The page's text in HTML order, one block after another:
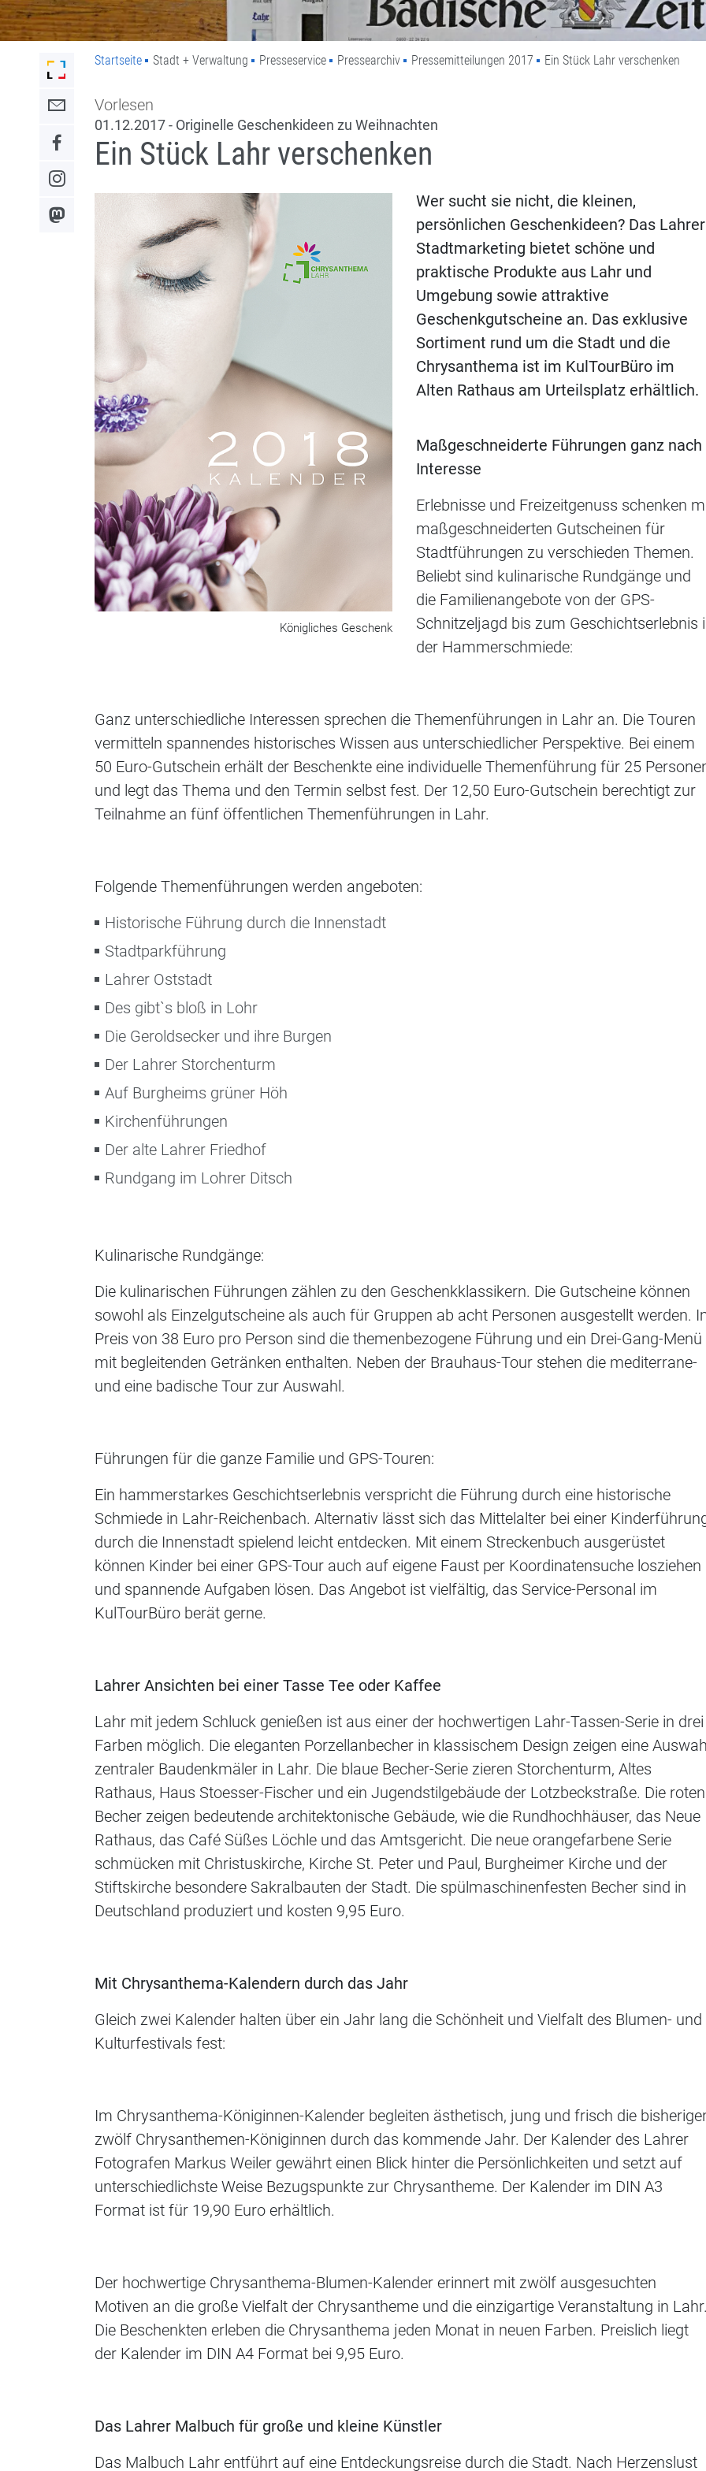
Link zur Startseite der Stadt Lahr
Link zum Kontaktformular
Link zum Facebook-Auftritt
Link zum Instagram-Auftritt
Link zum Mastodon-Kanal
Startseite Stadt + Verwaltung Presseservice Pressearchiv Pressemitteilungen 2017 Ein Stück Lahr verschenken
Vorlesen
01.12.2017 - Originelle Geschenkideen zu Weihnachten
Ein Stück Lahr verschenken
Königliches Geschenk
Wer sucht sie nicht, die kleinen,
persönlichen Geschenkideen? Das Lahrer
Stadtmarketing bietet schöne und
praktische Produkte aus Lahr und
Umgebung sowie attraktive
Geschenkgutscheine an. Das exklusive
Sortiment rund um die Stadt und die
Chrysanthema ist im KulTourBüro im
Alten Rathaus am Urteilsplatz erhältlich.
Maßgeschneiderte Führungen ganz nach
Interesse
Erlebnisse und Freizeitgenuss schenken
maßgeschneiderten Gutscheinen für
Stadtführungen zu verschieden Themen.
Beliebt sind kulinarische Rundgänge und
die Familienangebote von der GPS-
Schnitzeljagd bis zum Geschichtserlebnis
der Hammerschmiede:
Ganz unterschiedliche Interessen sprechen die Themenführungen in Lahr an. Die Touren
vermitteln spannendes historisches Wissen aus unterschiedlicher Perspektive. Bei einem
50 Euro-Gutschein erhält der Beschenkte eine individuelle Themenführung für 25
und legt das Thema und den Termin selbst fest. Der 12,50 Euro-Gutschein berechtigt zur
Teilnahme an fünf öffentlichen Themenführungen in Lahr.
Folgende Themenführungen werden angeboten:
Historische Führung durch die Innenstadt
Stadtparkführung
Lahrer Oststadt
Des gibt`s bloß in Lohr
Die Geroldsecker und ihre Burgen
Der Lahrer Storchenturm
Auf Burgheims grüner Höh
Kirchenführungen
Der alte Lahrer Friedhof
Rundgang im Lohrer Ditsch
Kulinarische Rundgänge:
Die kulinarischen Führungen zählen zu den Geschenkklassikern. Die Gutscheine können
sowohl als Einzelgutscheine als auch für Gruppen ab acht Personen ausgestellt werden.
Preis von 38 Euro pro Person sind die themenbezogene Führung und ein Drei-Gang-Menü
mit begleitenden Getränken enthalten. Neben der Brauhaus-Tour stehen die mediterrane-
und eine badische Tour zur Auswahl.
Führungen für die ganze Familie und GPS-Touren:
Ein hammerstarkes Geschichtserlebnis verspricht die Führung durch eine historische
Schmiede in Lahr-Reichenbach. Alternativ lässt sich das Mittelalter bei einer
durch die Innenstadt spielend leicht entdecken. Mit einem Streckenbuch ausgerüstet
können Kinder bei einer GPS-Tour auch auf eigene Faust per Koordinatensuche losziehen
und spannende Aufgaben lösen. Das Angebot ist vielfältig, das Service-Personal im
KulTourBüro berät gerne.
Lahrer Ansichten bei einer Tasse Tee oder Kaffee
Lahr mit jedem Schluck genießen ist aus einer der hochwertigen Lahr-Tassen-Serie in drei
Farben möglich. Die eleganten Porzellanbecher in klassischem Design zeigen eine
zentraler Baudenkmäler in Lahr. Die blaue Becher-Serie zieren Storchenturm, Altes
Rathaus, Haus Stoesser-Fischer und ein Jugendstilgebäude der Lotzbeckstraße. Die roten
Becher zeigen bedeutende architektonische Gebäude, wie die Rundhochhäuser, das Neue
Rathaus, das Café Süßes Löchle und das Amtsgericht. Die neue orangefarbene Serie
schmücken mit Christuskirche, Kirche St. Peter und Paul, Burgheimer Kirche und der
Stiftskirche besondere Sakralbauten der Stadt. Die spülmaschinenfesten Becher sind in
Deutschland produziert und kosten 9,95 Euro.
Mit Chrysanthema-Kalendern durch das Jahr
Gleich zwei Kalender halten über ein Jahr lang die Schönheit und Vielfalt des Blumen- und
Kulturfestivals fest:
Im Chrysanthema-Königinnen-Kalender begleiten ästhetisch, jung und frisch die
zwölf Chrysanthemen-Königinnen durch das kommende Jahr. Der Kalender des Lahrer
Fotografen Markus Weiler gewährt einen Blick hinter die Persönlichkeiten und setzt auf
unterschiedlichste Weise Bezugspunkte zur Chrysantheme. Der Kalender im DIN A3
Format ist für 19,90 Euro erhältlich.
Der hochwertige Chrysanthema-Blumen-Kalender erinnert mit zwölf ausgesuchten
Motiven an die große Vielfalt der Chrysantheme und die einzigartige Veranstaltung in
Die Beschenkten erleben die Chrysanthema jeden Monat in neuen Farben. Preislich liegt
der Kalender im DIN A4 Format bei 9,95 Euro.
Das Lahrer Malbuch für große und kleine Künstler
Das Malbuch Lahr entführt auf eine Entdeckungsreise durch die Stadt. Nach Herzenslust